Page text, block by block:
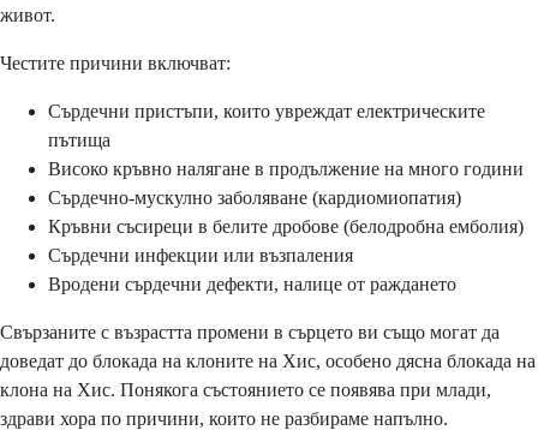
живот.
Честите причини включват:
Сърдечни пристъпи, които увреждат електрическите
пътища
Високо кръвно налягане в продължение на много години
Сърдечно-мускулно заболяване (кардиомиопатия)
Кръвни съсиреци в белите дробове (белодробна емболия)
Сърдечни инфекции или възпаления
Вродени сърдечни дефекти, налице от раждането
Свързаните с възрастта промени в сърцето ви също могат да
доведат до блокада на клоните на Хис, особено дясна блокада на
клона на Хис. Понякога състоянието се появява при млади,
здрави хора по причини, които не разбираме напълно.